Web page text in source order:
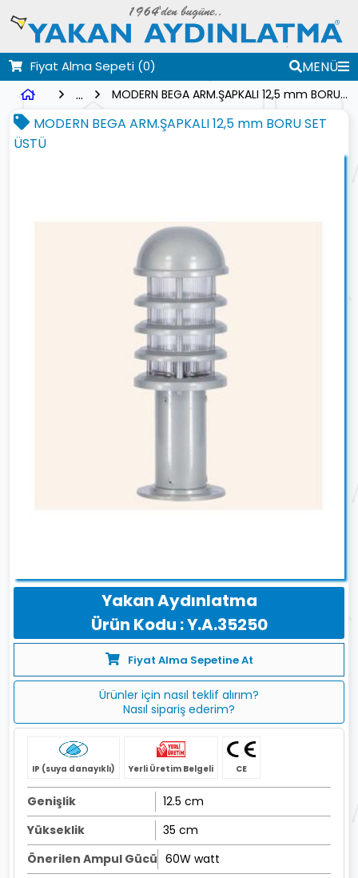
Fiyat Alma Sepeti (0)
MENÜ
...
MODERN BEGA ARM.ŞAPKALI 12,5 mm BORU SET ÜSTÜ
MODERN BEGA ARM.ŞAPKALI 12,5 mm BORU SET
ÜSTÜ
Yakan Aydınlatma
Ürün Kodu : Y.A.35250
Fiyat Alma Sepetine At
Ürünler için nasıl teklif alırım?
Nasıl sipariş ederim?
IP (suya danayıklı) Yerli Üretim Belgeli CE
Genişlik
12.5 cm
Yükseklik
35 cm
Önerilen Ampul Gücü 60W watt